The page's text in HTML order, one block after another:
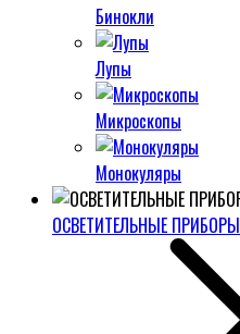
Бинокли
Лупы
Микроскопы
Монокуляры
ОСВЕТИТЕЛЬНЫЕ ПРИБОРЫ